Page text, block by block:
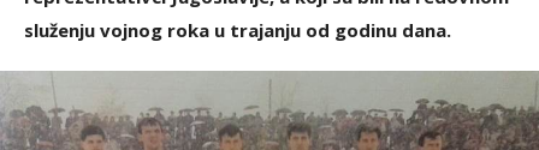
služenju vojnog roka u trajanju od godinu dana.